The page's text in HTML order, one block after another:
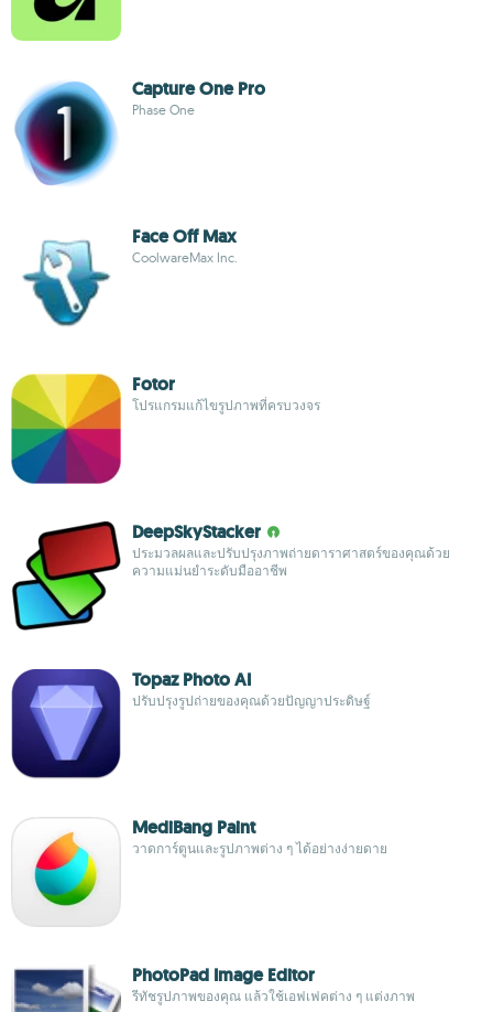
Capture One Pro
Phase One
Face Off Max
CoolwareMax Inc.
Fotor
โปรแกรมแก้ไขรูปภาพที่ครบวงจร
DeepSkyStacker
ประมวลผลและปรับปรุงภาพถ่ายดาราศาสตร์ของคุณด้วย
ความแม่นยำระดับมืออาชีพ
Topaz Photo AI
ปรับปรุงรูปถ่ายของคุณด้วยปัญญาประดิษฐ์
MediBang Paint
วาดการ์ตูนและรูปภาพต่าง ๆ ได้อย่างง่ายดาย
PhotoPad Image Editor
รีทัชรูปภาพของคุณ แล้วใช้เอฟเฟคต่าง ๆ แต่งภาพ